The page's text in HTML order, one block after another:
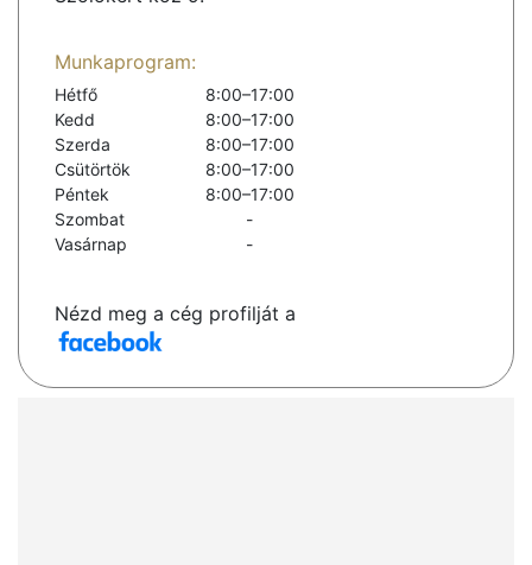
Munkaprogram:
Hétfő
8:00–17:00
Kedd
8:00–17:00
Szerda
8:00–17:00
Csütörtök
8:00–17:00
Péntek
8:00–17:00
Szombat
-
Vasárnap
-
Nézd meg a cég profilját a